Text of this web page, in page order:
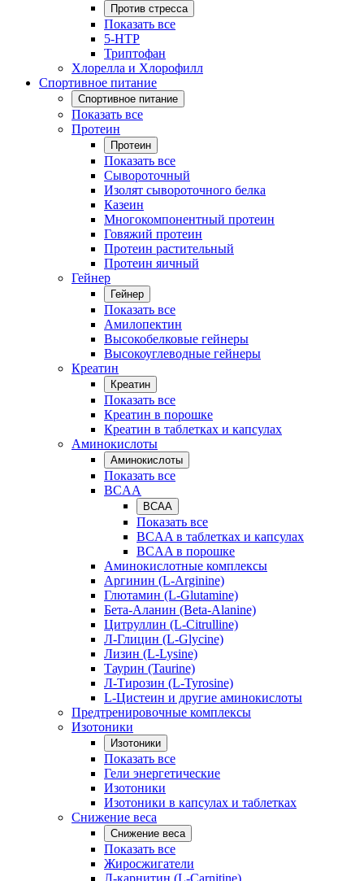
Против стресса
Показать все
5-HTP
Триптофан
Хлорелла и Хлорофилл
Спортивное питание
Спортивное питание
Показать все
Протеин
Протеин
Показать все
Сывороточный
Изолят сывороточного белка
Казеин
Многокомпонентный протеин
Говяжий протеин
Протеин растительный
Протеин яичный
Гейнер
Гейнер
Показать все
Амилопектин
Высокобелковые гейнеры
Высокоуглеводные гейнеры
Креатин
Креатин
Показать все
Креатин в порошке
Креатин в таблетках и капсулах
Аминокислоты
Аминокислоты
Показать все
BCAA
BCAA
Показать все
BCAA в таблетках и капсулах
BCAA в порошке
Аминокислотные комплексы
Аргинин (L-Arginine)
Глютамин (L-Glutamine)
Бета-Аланин (Beta-Alanine)
Цитруллин (L-Citrulline)
Л-Глицин (L-Glycine)
Лизин (L-Lysine)
Таурин (Taurine)
Л-Тирозин (L-Tyrosine)
L-Цистеин и другие аминокислоты
Предтренировочные комплексы
Изотоники
Изотоники
Показать все
Гели энергетические
Изотоники
Изотоники в капсулах и таблетках
Снижение веса
Снижение веса
Показать все
Жиросжигатели
Л-карнитин (L-Carnitine)